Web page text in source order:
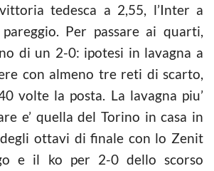
tedesca a 2,55, l’Inter a
Per passare ai quarti,
di un 2-0: ipotesi in lavagna a
con almeno tre reti di scarto,
volte la posta. La lavagna piu’
e’ quella del Torino in casa in
ottavi di finale con lo Zenit
e il ko per 2-0 dello scorso